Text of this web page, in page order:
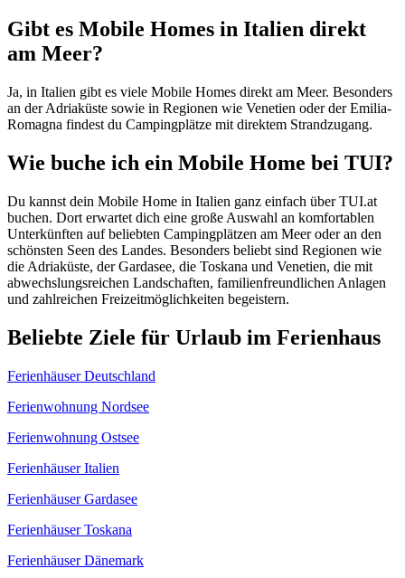
Gibt es Mobile Homes in Italien direkt
am Meer?
Ja, in Italien gibt es viele Mobile Homes direkt am Meer. Besonders
an der Adriaküste sowie in Regionen wie Venetien oder der Emilia-
Romagna findest du Campingplätze mit direktem Strandzugang.
Wie buche ich ein Mobile Home bei TUI?
Du kannst dein Mobile Home in Italien ganz einfach über TUI.at
buchen. Dort erwartet dich eine große Auswahl an komfortablen
Unterkünften auf beliebten Campingplätzen am Meer oder an den
schönsten Seen des Landes. Besonders beliebt sind Regionen wie
die Adriaküste, der Gardasee, die Toskana und Venetien, die mit
abwechslungsreichen Landschaften, familienfreundlichen Anlagen
und zahlreichen Freizeitmöglichkeiten begeistern.
Beliebte Ziele für Urlaub im Ferienhaus
Ferienhäuser Deutschland
Ferienwohnung Nordsee
Ferienwohnung Ostsee
Ferienhäuser Italien
Ferienhäuser Gardasee
Ferienhäuser Toskana
Ferienhäuser Dänemark